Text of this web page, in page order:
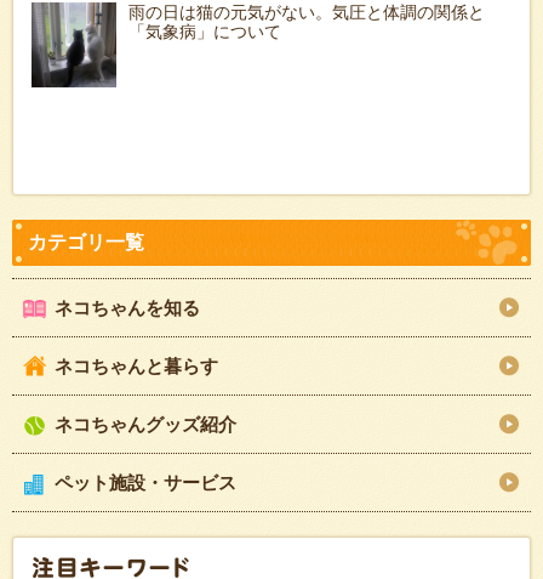
雨の日は猫の元気がない。気圧と体調の関係と
「気象病」について
ネコちゃんを知る
ネコちゃんと暮らす
ネコちゃんグッズ紹介
ペット施設・サービス